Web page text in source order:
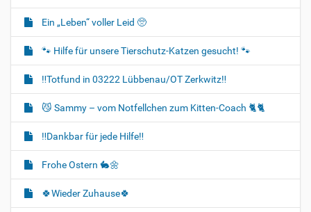
Ein „Leben“ voller Leid 🥺
🐾 Hilfe für unsere Tierschutz-Katzen gesucht! 🐾
‼️Totfund in 03222 Lübbenau/OT Zerkwitz‼️
😼 Sammy – vom Notfellchen zum Kitten-Coach 🐈🐈‍
‼️Dankbar für jede Hilfe‼️
Frohe Ostern 🐇🌼
🍀Wieder Zuhause🍀